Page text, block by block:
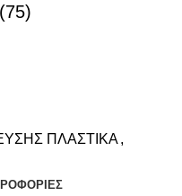
ΠΛΑΣΤΙΚΑ,